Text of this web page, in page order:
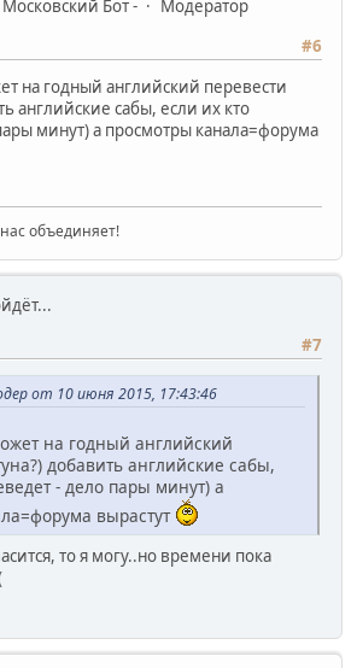
Московский Бот -
Модератор
#6
на годный английский перевести
английские сабы, если их кто
минут) а просмотры канала=форума
объединяет!
#7
от 10 июня 2015, 17:43:46
на годный английский
добавить английские сабы,
- дело пары минут) а
вырастут
то я могу..но времени пока